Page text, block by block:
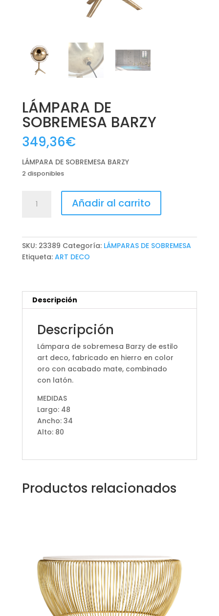
LÁMPARA DE
SOBREMESA BARZY
349,36€
LÁMPARA DE SOBREMESA BARZY
2 disponibles
cantidad
Añadir al carrito
SKU: 23389 Categoría: LÁMPARAS DE SOBREMESA
Etiqueta: ART DECO
Descripción
Descripción
Lámpara de sobremesa Barzy de estilo
art deco, fabricado en hierro en color
oro con acabado mate, combinado
con latón.
MEDIDAS
Largo: 48
Ancho: 34
Alto: 80
Productos relacionados